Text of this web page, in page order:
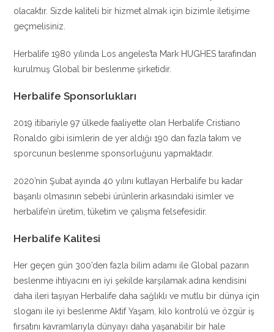
olacaktır. Sizde kaliteli bir hizmet almak için bizimle iletişime
geçmelisiniz.
Herbalife 1980 yılında Los angeles’ta Mark HUGHES tarafından
kurulmuş Global bir beslenme şirketidir.
Herbalife Sponsorlukları
2019 itibariyle 97 ülkede faaliyette olan Herbalife Cristiano
Ronaldo gibi isimlerin de yer aldığı 190 dan fazla takım ve
sporcunun beslenme sponsorluğunu yapmaktadır.
2020’nin Şubat ayında 40 yılını kutlayan Herbalife bu kadar
başarılı olmasının sebebi ürünlerin arkasındaki isimler ve
herbalife’ın üretim, tüketim ve çalışma felsefesidir.
Herbalife Kalitesi
Her geçen gün 300’den fazla bilim adamı ile Global pazarın
beslenme ihtiyacını en iyi şekilde karşılamak adına kendisini
daha ileri taşıyan Herbalife daha sağlıklı ve mutlu bir dünya için
sloganı ile iyi beslenme Aktif Yaşam, kilo kontrolü ve özgür iş
fırsatını kavramlarıyla dünyayı daha yaşanabilir bir hale